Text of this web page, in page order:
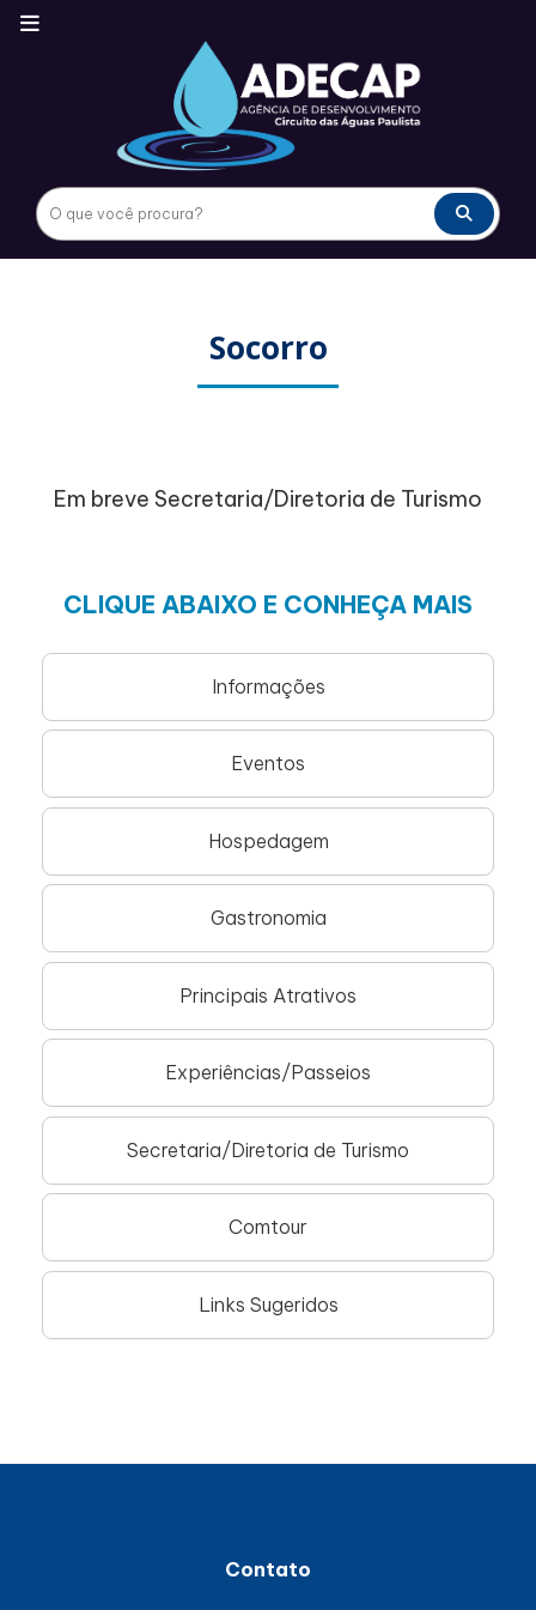
Socorro
Em breve Secretaria/Diretoria de Turismo
CLIQUE ABAIXO E CONHEÇA MAIS
Informações
Eventos
Hospedagem
Gastronomia
Principais Atrativos
Experiências/Passeios
Secretaria/Diretoria de Turismo
Comtour
Links Sugeridos
Contato